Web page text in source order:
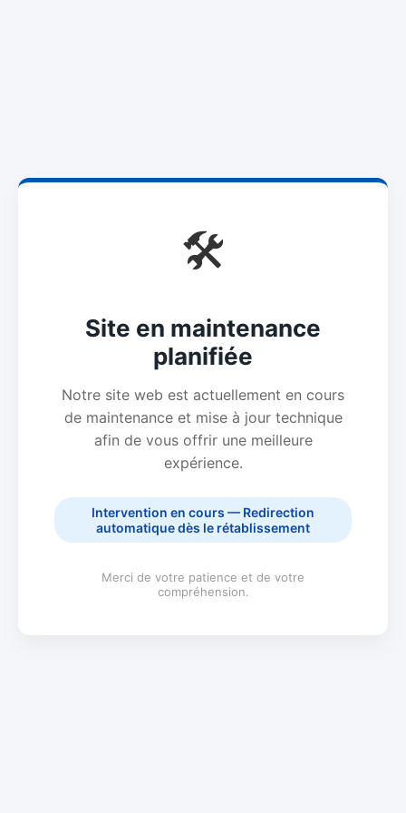
🛠️
Site en maintenance
planifiée
Notre site web est actuellement en cours
de maintenance et mise à jour technique
afin de vous offrir une meilleure
expérience.
Intervention en cours — Redirection
automatique dès le rétablissement
Merci de votre patience et de votre
compréhension.